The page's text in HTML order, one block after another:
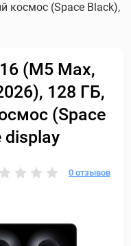
космос (Space Black),
(M5 Max,
128 ГБ,
(Space
display
0 отзывов